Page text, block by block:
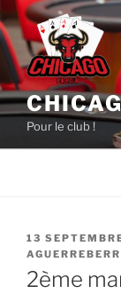
Aller
au
contenu
principal
Pour le club !
PUBLIÉ
LE
13
2ème